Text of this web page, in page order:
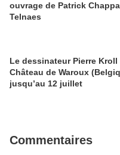
ouvrage de Patrick
Telnaes
Le dessinateur Pierre Kroll
Château de Waroux
jusqu’au 12 juillet
Commentaires